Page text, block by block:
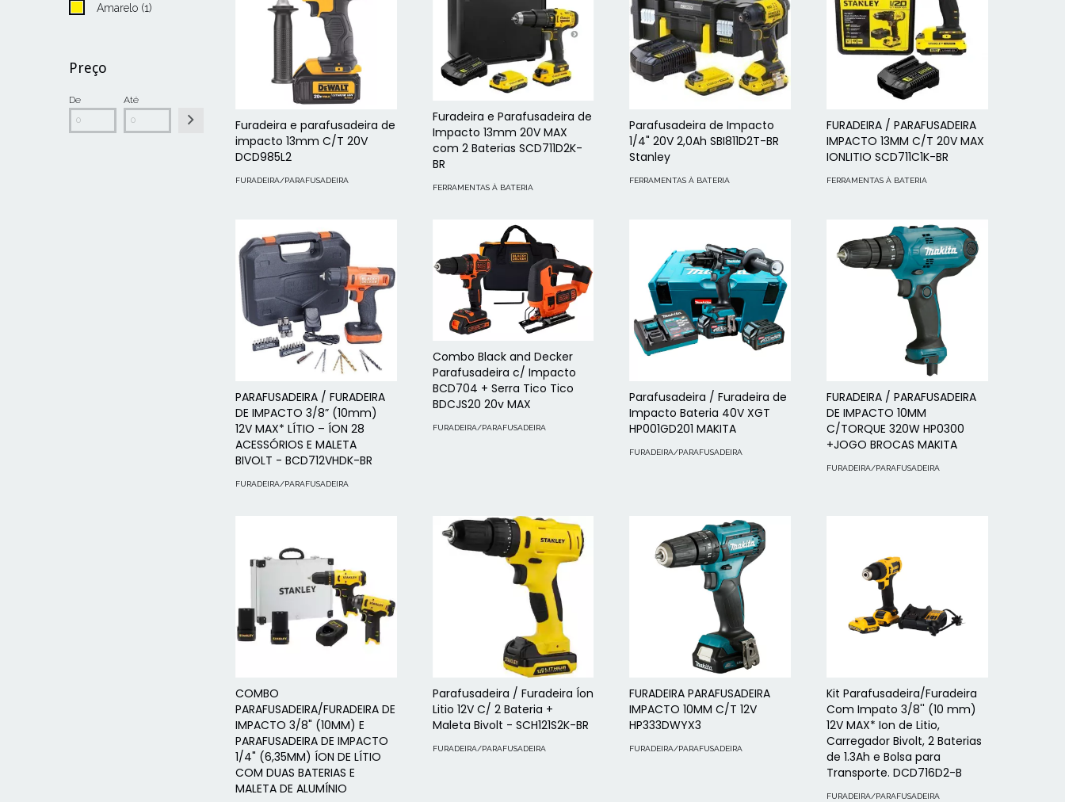
Amarelo (1)
Preço
De Até
Furadeira e parafusadeira de
impacto 13mm C/T 20V
DCD985L2
FURADEIRA/PARAFUSADEIRA
Furadeira e Parafusadeira de
Impacto 13mm 20V MAX
com 2 Baterias SCD711D2K-
BR
FERRAMENTAS À BATERIA
Parafusadeira de Impacto
1/4" 20V 2,0Ah SBI811D2T-BR
Stanley
FERRAMENTAS À BATERIA
FURADEIRA / PARAFUSADEIRA
IMPACTO 13MM C/T 20V MAX
IONLITIO SCD711C1K-BR
FERRAMENTAS À BATERIA
PARAFUSADEIRA / FURADEIRA
DE IMPACTO 3/8” (10mm)
12V MAX* LÍTIO – ÍON 28
ACESSÓRIOS E MALETA
BIVOLT - BCD712VHDK-BR
FURADEIRA/PARAFUSADEIRA
Combo Black and Decker
Parafusadeira c/ Impacto
BCD704 + Serra Tico Tico
BDCJS20 20v MAX
FURADEIRA/PARAFUSADEIRA
Parafusadeira / Furadeira de
Impacto Bateria 40V XGT
HP001GD201 MAKITA
FURADEIRA/PARAFUSADEIRA
FURADEIRA / PARAFUSADEIRA
DE IMPACTO 10MM
C/TORQUE 320W HP0300
+JOGO BROCAS MAKITA
FURADEIRA/PARAFUSADEIRA
COMBO
PARAFUSADEIRA/FURADEIRA DE
IMPACTO 3/8" (10MM) E
PARAFUSADEIRA DE IMPACTO
1/4" (6,35MM) ÍON DE LÍTIO
COM DUAS BATERIAS E
MALETA DE ALUMÍNIO
Parafusadeira / Furadeira Íon
Litio 12V C/ 2 Bateria +
Maleta Bivolt - SCH121S2K-BR
FURADEIRA/PARAFUSADEIRA
FURADEIRA PARAFUSADEIRA
IMPACTO 10MM C/T 12V
HP333DWYX3
FURADEIRA/PARAFUSADEIRA
Kit Parafusadeira/Furadeira
Com Impato 3/8'' (10 mm)
12V MAX* Ion de Litio,
Carregador Bivolt, 2 Baterias
de 1.3Ah e Bolsa para
Transporte. DCD716D2-B
FURADEIRA/PARAFUSADEIRA